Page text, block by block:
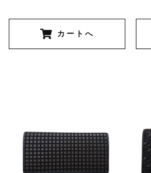
カートへ